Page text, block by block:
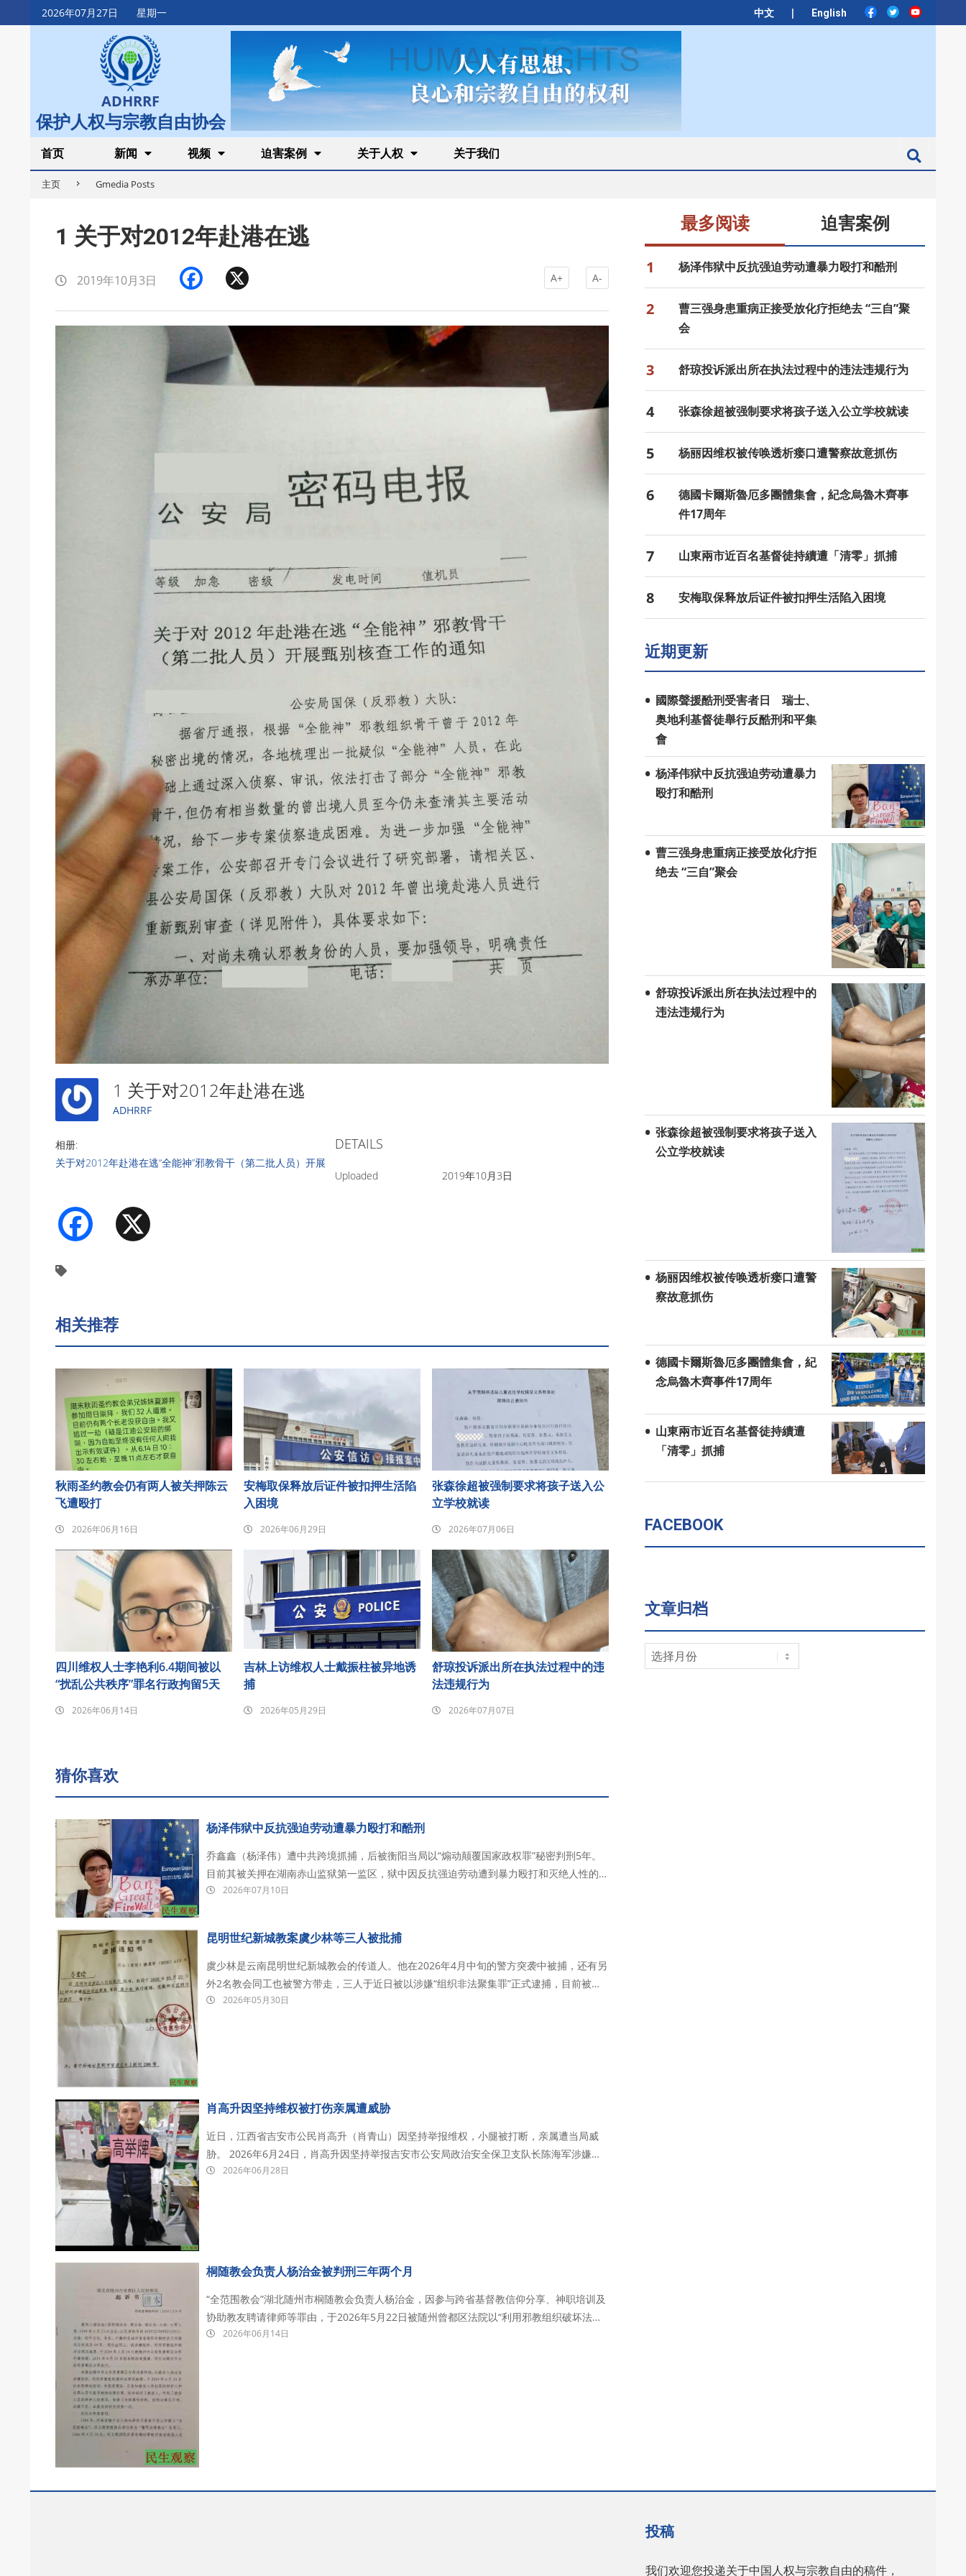
2026年07月27日 星期一 中文 | English
Skip
to
ADHRRF
保护人权与宗教自由协会
Secondary
Navigation
Menu
首页 新闻 视频 迫害案例 关于人权 关于我们
主页 Gmedia Posts
1 关于对2012年赴港在逃
2019年10月3日 Facebook A+ A-
1 关于对2012年赴港在逃
ADHRRF
相册:
关于对2012年赴港在逃“全能神”邪教骨干（第二批人员）开展甄别核查工作的通知
DETAILS
Uploaded 2019年10月3日
Facebook
相关推荐
秋雨圣约教会仍有两人被关押陈云
飞遭殴打
2026年06月16日
安梅取保释放后证件被扣押生活陷
入困境
2026年06月29日
张森徐超被强制要求将孩子送入公
立学校就读
2026年07月06日
四川维权人士李艳利6.4期间被以
“扰乱公共秩序”罪名行政拘留5天
2026年06月14日
吉林上访维权人士戴振柱被异地诱
捕
2026年05月29日
舒琼投诉派出所在执法过程中的违
法违规行为
2026年07月07日
猜你喜欢
杨泽伟狱中反抗强迫劳动遭暴力殴打和酷刑
乔鑫鑫（杨泽伟）遭中共跨境抓捕，后被衡阳当局以“煽动颠覆国家政权罪”秘密判刑5年。
目前其被关押在湖南赤山监狱第一监区，狱中因反抗强迫劳动遭到暴力殴打和灭绝人性的酷
刑。 2023年3月，乔鑫鑫联合多位海外民主人士正式发起“拆墙运动”。他指出，中国的网络2026年07月10日
昆明世纪新城教案虞少林等三人被批捕
虞少林是云南昆明世纪新城教会的传道人。他在2026年4月中旬的警方突袭中被捕，还有另
外2名教会同工也被警方带走，三人于近日被以涉嫌“组织非法聚集罪”正式逮捕，目前被羁
押在昆明市官渡区看守所。 虞少林，现年52岁。早年曾沉溺夜总会并染上毒瘾，后皈依基
2026年05月30日
肖高升因坚持维权被打伤亲属遭威胁
近日，江西省吉安市公民肖高升（肖青山）因坚持举报维权，小腿被打断，亲属遭当局威
胁。 2026年6月24日，肖高升因坚持举报吉安市公安局政治安全保卫支队长陈海军涉嫌伪
造证据的违法行为，遭到维稳人员的暴力殴打，导致左小腿受伤折断； 因肖高升的侄子在
2026年06月28日
桐随教会负责人杨治金被判刑三年两个月
“全范围教会”湖北随州市桐随教会负责人杨治金，因参与跨省基督教信仰分享、神职培训及
协助教友聘请律师等罪由，于2026年5月22日被随州曾都区法院以“利用邪教组织破坏法律
实施罪”判刑3年2个月，并处罚金8千元，刑期至2027年5月18日。目前被羁押于湖北省随
2026年06月14日
最多阅读 迫害案例
1 杨泽伟狱中反抗强迫劳动遭暴力殴打和酷刑
2
曹三强身患重病正接受放化疗拒绝去 “三自”聚
会
3 舒琼投诉派出所在执法过程中的违法违规行为
4 张森徐超被强制要求将孩子送入公立学校就读
5 杨丽因维权被传唤透析瘘口遭警察故意抓伤
6
德國卡爾斯魯厄多團體集會，紀念烏魯木齊事
件17周年
7 山東兩市近百名基督徒持續遭「清零」抓捕
8 安梅取保释放后证件被扣押生活陷入困境
近期更新
國際聲援酷刑受害者日 瑞士、
奥地利基督徒舉行反酷刑和平集
會
杨泽伟狱中反抗强迫劳动遭暴力
殴打和酷刑
曹三强身患重病正接受放化疗拒
绝去 “三自”聚会
舒琼投诉派出所在执法过程中的
违法违规行为
张森徐超被强制要求将孩子送入
公立学校就读
杨丽因维权被传唤透析瘘口遭警
察故意抓伤
德國卡爾斯魯厄多團體集會，紀
念烏魯木齊事件17周年
山東兩市近百名基督徒持續遭
「清零」抓捕
FACEBOOK
文章归档
文
章
投稿
我们欢迎您投递关于中国人权与宗教自由的稿件，